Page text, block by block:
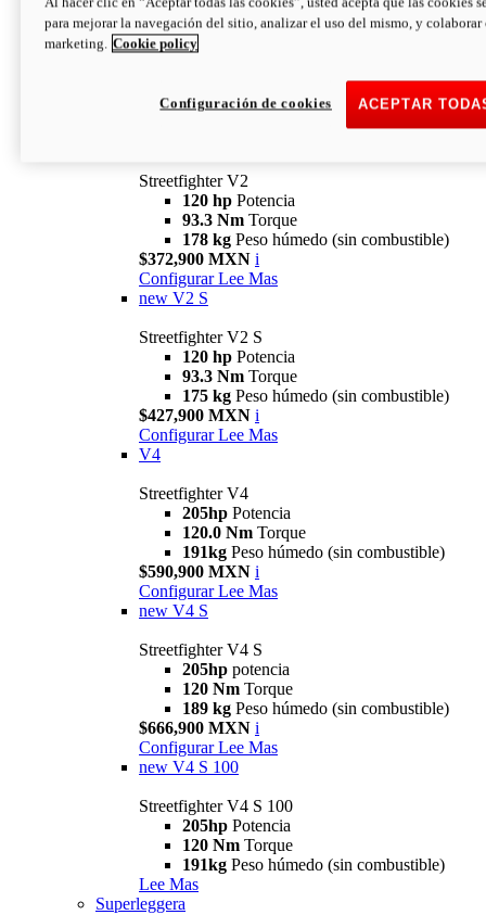
Streetfighter V2
120 hp Potencia
93.3 Nm Torque
178 kg Peso húmedo (sin combustible)
$372,900 MXN i
Configurar Lee Mas
new V2 S
Streetfighter V2 S
120 hp Potencia
93.3 Nm Torque
175 kg Peso húmedo (sin combustible)
$427,900 MXN i
Configurar Lee Mas
V4
Streetfighter V4
205hp Potencia
120.0 Nm Torque
191kg Peso húmedo (sin combustible)
$590,900 MXN i
Configurar Lee Mas
new V4 S
Streetfighter V4 S
205hp potencia
120 Nm Torque
189 kg Peso húmedo (sin combustible)
$666,900 MXN i
Configurar Lee Mas
new V4 S 100
Streetfighter V4 S 100
205hp Potencia
120 Nm Torque
191kg Peso húmedo (sin combustible)
Lee Mas
Superleggera
para mejorar la navegación del sitio, analizar el uso del mismo, y colaborar
marketing. Cookie policy
ACEPTAR
Configuración de cookies